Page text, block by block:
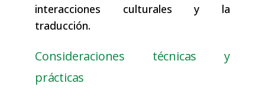
interacciones culturales y la
traducción.
Consideraciones técnicas y
prácticas